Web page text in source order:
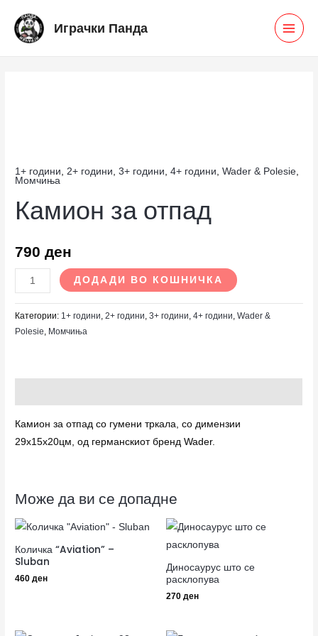
content
Играчки Панда
1+ години,2+ години,3+ години,4+ години,Wader & Polesie,
Момчиња
Камион за отпад
790ден
ДОДАДИ ВО КОШНИЧКА
Категории: 1+ години,2+ години,3+ години,4+ години,Wader &
Polesie, Момчиња
Камион за отпад со гумени тркала, со димензии
29х15х20цм, од германскиот бренд Wader.
Може да ви се допадне
Количка “Aviation” –
Sluban
460ден
Диносаурус што се
расклопува
270 ден